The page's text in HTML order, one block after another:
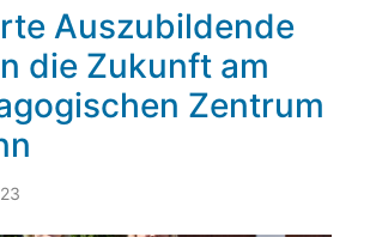
Auszubildende
die Zukunft am
Zentrum